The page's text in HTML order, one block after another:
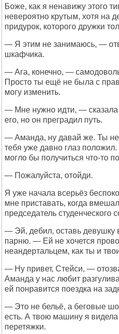
Боже, как я ненавижу этого
невероятно крутым, хотя на
придурок, которого дружки
— Я этим не занимаюсь, —
шкафчика.
— Ага, конечно, —
Просто ты ещё не была с
могу изменить.
— Мне нужно идти, — сказала
его, но он преградил путь.
— Аманда, ну давай же. Ты
тебя уже давно глаз
могло бы получиться что-то
— Пожалуйста, отойди.
Я уже начала всерьёз
мне приставать, когда
председатель студенческого
— Эй, дебил, оставь девушку
парню. — Ей не хочется
неандертальцем, как ты и
— Ну привет, Стейси, —
Аманда у нас любит
ей понравится поездка на
— Это не бельё, а беговые
есть. А твою машину я
перетяжки.